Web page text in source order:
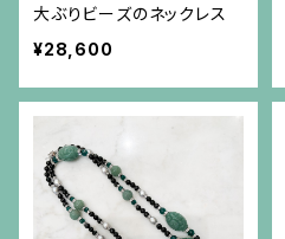
大ぶりビーズのネックレス
¥28,600